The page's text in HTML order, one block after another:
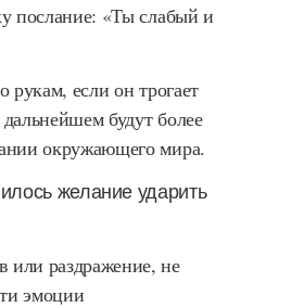
послание: «Ты слабый и
рукам, если он трогает
будут более
окружающего мира.
желание ударить
или раздражение, не
эмоции